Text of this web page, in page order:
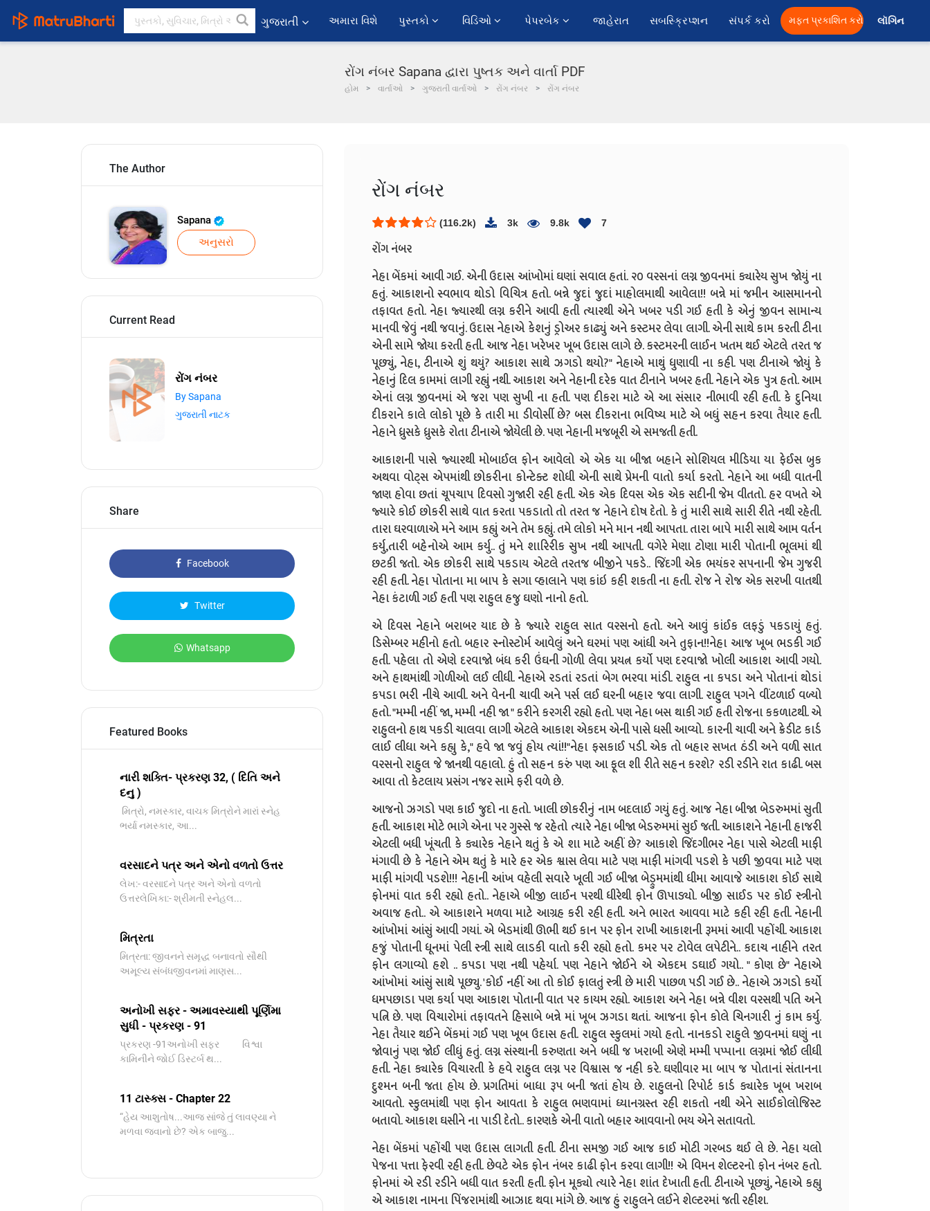
ગુજરાતી અમારા વિશે પુસ્તકો વિડિઓ પેપરબેક જાહેરાત સબસ્ક્રિપ્શન સંપર્ક કરો મફત પ્રકાશિત કરો લૉગિન
રોંગ નંબર Sapana દ્વારા પુષ્તક અને વાર્તા PDF
હોમ વાર્તાઓ ગુજરાતી વાર્તાઓ રોંગ નંબર રોંગ નંબર
The Author
Sapana
અનુસરો
Current Read
રોંગ નંબર
By Sapana
ગુજરાતી નાટક
Share
Facebook
Twitter
Whatsapp
Featured Books
નારી શક્તિ- પ્રકરણ 32, ( દિતિ અને
દનુ )
મિત્રો, નમસ્કાર, વાચક મિત્રોને મારાં સ્નેહ
ભર્યા નમસ્કાર, આ...
વરસાદને પત્ર અને એનો વળતો ઉત્તર
લેખ:- વરસાદને પત્ર અને એનો વળતો
ઉત્તરલેખિકા:- શ્રીમતી સ્નેહલ...
મિત્રતા
મિત્રતા: જીવનને સમૃદ્ધ બનાવતો સૌથી
અમૂલ્ય સંબંધજીવનમાં માણસ...
અનોખી સફર - અમાવસ્યાથી પૂર્ણિમા
સુધી - પ્રકરણ - 91
પ્રકરણ -91અનોખી સફર વિશ્વા
કામિનીને જોઈ ડિસ્ટર્બ થ...
11 ટાસ્ક્સ - Chapter 22
“હેય આશુતોષ...આજ સાંજે તું લાવણ્યા ને
મળવા જવાનો છે? એક બાજુ...
રોંગ નંબર
(116.2k) 3k 9.8k 7
રોંગ નંબર
નેહા બેંકમાં આવી ગઈ. એની ઉદાસ આંખોમાં ઘણાં સવાલ હતાં. ૨૦ વરસનાં લગ્ન જીવનમાં ક્યારેય સુખ જોયું ના
હતું. આકાશનો સ્વભાવ થોડો વિચિત્ર હતો. બન્ને જુદાં જુદાં માહોલમાથી આવેલા!! બન્ને માં જમીન આસમાનનો
તફાવત હતો. નેહા જ્યારથી લગ્ન કરીને આવી હતી ત્યારથી એને ખબર પડી ગઈ હતી કે એનું જીવન સામાન્ય
માનવી જેવું નથી જવાનું. ઉદાસ નેહાએ કેશનું ડ્રોઅર કાઢ્યું અને કસ્ટમર લેવા લાગી. એની સાથે કામ કરતી ટીના
એની સામે જોયા કરતી હતી. આજ નેહા ખરેખર ખૂબ ઉદાસ લાગે છે. કસ્ટમરની લાઈન ખતમ થઈ એટલે તરત જ
પૂછ્યું, નેહા, ટીનાએ શું થયું? આકાશ સાથે ઝગડો થયો?" નેહાએ માથું ધુણાવી ના કહી. પણ ટીનાએ જોયું કે
નેહાનું દિલ કામમાં લાગી રહ્યું નથી. આકાશ અને નેહાની દરેક વાત ટીનાને ખબર હતી. નેહાને એક પુત્ર હતો. આમ
એનાં લગ્ન જીવનમાં એ જરા પણ સુખી ના હતી. પણ દીકરા માટે એ આ સંસાર નીભાવી રહી હતી. કે દુનિયા
દીકરાને કાલે લોકો પૂછે કે તારી મા ડીવોર્સી છે? બસ દીકરાના ભવિષ્ય માટે એ બધું સહન કરવા તૈયાર હતી.
નેહાને ધ્રુસકે ધ્રુસકે રોતા ટીનાએ જોયેલી છે. પણ નેહાની મજબૂરી એ સમજતી હતી.
આકાશની પાસે જ્યારથી મોબાઈલ ફોન આવેલો એ એક યા બીજા બહાને સોશિયલ મીડિયા યા ફેઈસ બુક
અથવા વોટ્સ એપમાંથી છોકરીના કોન્ટેક્ટ શોધી એની સાથે પ્રેમની વાતો કર્યા કરતો. નેહાને આ બધી વાતની
જાણ હોવા છતાં ચૂપચાપ દિવસો ગુજારી રહી હતી. એક એક દિવસ એક એક સદીની જેમ વીતતો. હર વખતે એ
જ્યારે કોઈ છોકરી સાથે વાત કરતા પકડાતો તો તરત જ નેહાને દોષ દેતો. કે તું મારી સાથે સારી રીતે નથી રહેતી.
તારા ઘરવાળાએ મને આમ કહ્યું અને તેમ કહ્યું. તમે લોકો મને માન નથી આપતા. તારા બાપે મારી સાથે આમ વર્તન
કર્યુ,તારી બહેનોએ આમ કર્યુ.. તું મને શારિરીક સુખ નથી આપતી. વગેરે મેણા ટોણા મારી પોતાની ભૂલમાં થી
છટકી જતો. એક છોકરી સાથે પકડાય એટલે તરતજ બીજીને પકડે.. જિંદગી એક ભયંકર સપનાની જેમ ગુજરી
રહી હતી. નેહા પોતાના મા બાપ કે સગા વ્હાલાને પણ કાંઇ કહી શકતી ના હતી. રોજ ને રોજ એક સરખી વાતથી
નેહા કંટાળી ગઈ હતી પણ રાહુલ હજુ ઘણો નાનો હતો.
એ દિવસ નેહાને બરાબર યાદ છે કે જ્યારે રાહુલ સાત વરસનો હતો. અને આવું કાંઈક લફડું પકડાયું હતું.
ડિસેમ્બર મહીનો હતો. બહાર સ્નોસ્ટોર્મ આવેલું અને ઘરમાં પણ આંધી અને તુફાન!!નેહા આજ ખૂબ ભડકી ગઈ
હતી. પહેલા તો એણે દરવાજો બંધ કરી ઉંઘની ગોળી લેવા પ્રયત્ન કર્યો પણ દરવાજો ખોલી આકાશ આવી ગયો.
અને હાથમાંથી ગોળીઓ લઈ લીધી. નેહાએ રડતાં રડતાં બેગ ભરવા માંડી. રાહુલ ના કપડા અને પોતાનાં થોડાં
કપડા ભરી નીચે આવી. અને વેનની ચાવી અને પર્સ લઈ ઘરની બહાર જવા લાગી. રાહુલ પગને વીંટળાઈ વળ્યો
હતો. "મમ્મી નહીં જા, મમ્મી નહી જા " કરીને કરગરી રહ્યો હતો. પણ નેહા બસ થાકી ગઈ હતી રોજના કકળાટથી. એ
રાહુલનો હાથ પકડી ચાલવા લાગી એટલે આકાશ એકદમ એની પાસે ધસી આવ્યો. કારની ચાવી અને ક્રેડીટ કાર્ડ
લાઈ લીધા અને કહ્યુ કે," હવે જા જવું હોય ત્યાં!!"નેહા ફસકાઈ પડી. એક તો બહાર સખત ઠંડી અને વળી સાત
વરસનો રાહુલ જે જાનથી વહાલો. હું તો સહન કરું પણ આ ફૂલ શી રીતે સહન કરશે? રડી રડીને રાત કાઢી. બસ
આવા તો કેટલાય પ્રસંગ નજર સામે ફરી વળે છે.
આજનો ઝગડો પણ કાઈ જુદો ના હતો. ખાલી છોકરીનું નામ બદલાઈ ગયું હતું. આજ નેહા બીજા બેડરુમમાં સુતી
હતી. આકાશ મોટે ભાગે એના પર ગુસ્સે જ રહેતો ત્યારે નેહા બીજા બેડરુમમાં સુઈ જતી. આકાશને નેહાની હાજરી
એટલી બધી ખૂંચતી કે ક્યારેક નેહાને થતું કે એ શા માટે અહીં છે? આકાશે જિંદગીભર નેહા પાસે એટલી માફી
મંગાવી છે કે નેહાને એમ થતું કે મારે હર એક શ્વાસ લેવા માટે પણ માફી માંગવી પડશે કે પછી જીવવા માટે પણ
માફી માંગવી પડશે!!! નેહાની આંખ વહેલી સવારે ખૂલી ગઈ બીજા બેડ્રુમમાંથી ધીમા આવાજે આકાશ કોઈ સાથે
ફોનમાં વાત કરી રહ્યો હતો.. નેહાએ બીજી લાઈન પરથી ધીરેથી ફોન ઊપાડ્યો. બીજી સાઈડ પર કોઈ સ્ત્રીનો
અવાજ હતો.. એ આકાશને મળવા માટે આગ્રહ કરી રહી હતી. અને ભારત આવવા માટે કહી રહી હતી. નેહાની
આંખોમાં આંસું આવી ગયાં. એ બેડમાંથી ઊભી થઈ કાન પર ફોન રાખી આકાશની રૂમમાં આવી પહોંચી. આકાશ
હજું પોતાની ધૂનમાં પેલી સ્ત્રી સાથે લાડકી વાતો કરી રહ્યો હતો. કમર પર ટોવેલ લપેટીને.. કદાચ નાહીને તરત
ફોન લગાવ્યો હશે .. કપડા પણ નથી પહેર્યા. પણ નેહાને જોઈને એ એકદમ ડઘાઈ ગયો.. " કોણ છે" નેહાએ
આંખોમાં આંસું સાથે પૂછ્યુ. 'કોઈ નહીં આ તો કોઈ ફાલતું સ્ત્રી છે મારી પાછળ પડી ગઈ છે.. નેહાએ ઝગડો કર્યો
ધમપછાડા પણ કર્યા પણ આકાશ પોતાની વાત પર કાયમ રહ્યો. આકાશ અને નેહા બન્ને વીશ વરસથી પતિ અને
પત્નિ છે. પણ વિચારોમાં તફાવતને હિસાબે બન્ને માં ખૂબ ઝગડા થતાં. આજના ફોન કોલે ચિનગારી નું કામ કર્યુ.
નેહા તૈયાર થઈને બેંકમાં ગઈ પણ ખૂબ ઉદાસ હતી. રાહુલ સ્કુલમાં ગયો હતો. નાનકડો રાહુલે જીવનમાં ઘણું ના
જોવાનું પણ જોઈ લીધું હતું. લગ્ન સંસ્થાની કરુણતા અને બધી જ ખરાબી એણે મમ્મી પપ્પાના લગ્નમાં જોઈ લીધી
હતી. નેહા ક્યારેક વિચારતી કે હવે રાહુલ લગ્ન પર વિશ્વાસ જ નહી કરે. ઘણીવાર મા બાપ જ પોતાનાં સંતાનના
દુશ્મન બની જતા હોય છે. પ્રગતિમાં બાધા રૂપ બની જતાં હોય છે. રાહુલનો રિપોર્ટ કાર્ડ ક્યારેક ખૂબ ખરાબ
આવતો. સ્કુલમાંથી પણ ફોન આવતા કે રાહુલ ભણવામાં ધ્યાનગ્રસ્ત રહી શકતો નથી એને સાઈકોલોજિસ્ટ
બતાવો. આકાશ ઘસીને ના પાડી દેતો.. કારણકે એની વાતો બહાર આવવાનો ભય એને સતાવતો.
નેહા બેંકમાં પહોંચી પણ ઉદાસ લાગતી હતી. ટીના સમજી ગઈ આજ કાઈ મોટી ગરબડ થઈ લે છે. નેહા યલો
પેજના પત્તા ફેરવી રહી હતી. છેવટે એક ફોન નંબર કાઢી ફોન કરવા લાગી!! એ વિમન શેલ્ટરનો ફોન નંબર હતો.
ફોનમાં એ રડી રડીને બધી વાત કરતી હતી. ફોન મૂક્યો ત્યારે નેહા શાંત દેખાતી હતી. ટીનાએ પૂછ્યું, નેહાએ કહ્યુ
એ આકાશ નામના પિંજરામાંથી આઝાદ થવા માંગે છે. આજ હું રાહુલને લઈને શેલ્ટરમાં જતી રહીશ.